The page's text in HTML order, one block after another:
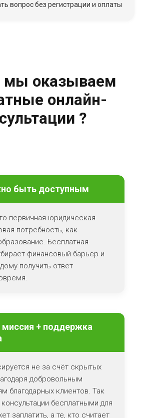
вопрос без регистрации и оплаты
мы оказываем
онлайн-
?
быть доступным
первичная юридическая
потребность, как
Бесплатная
финансовый барьер и
получить ответ
+ поддержка
не за счёт скрытых
добровольным
благодарных клиентов. Так
бесплатными для
заплатить, а те, кто считает